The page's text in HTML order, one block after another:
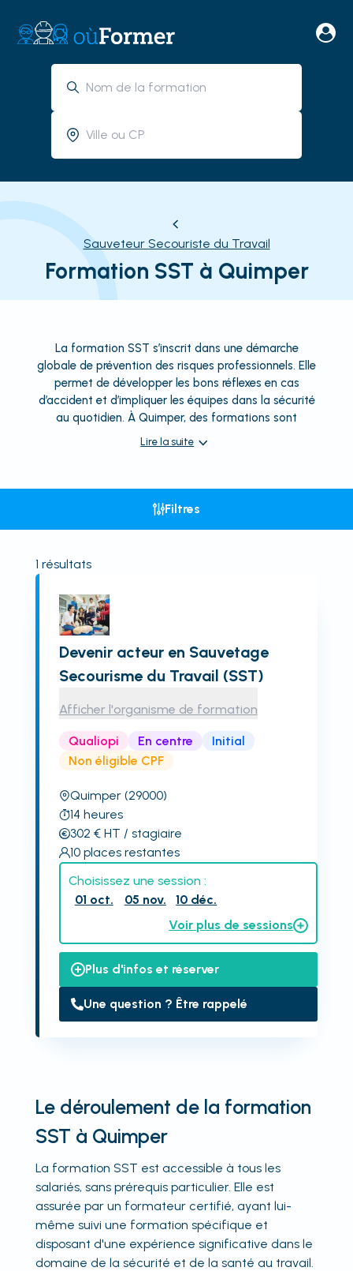
Sauveteur Secouriste du Travail
Formation SST à Quimper
La formation SST s’inscrit dans une démarche
globale de prévention des risques professionnels. Elle
permet de développer les bons réflexes en cas
d’accident et d’impliquer les équipes dans la sécurité
au quotidien. À Quimper, des formations sont
Lire la suite
Filtres
1 résultats
Devenir acteur en Sauvetage
Secourisme du Travail (SST)
Afficher l'organisme de formation
Qualiopi En centre
Initial
Non éligible CPF
Quimper (29000)
14 heures
302 € HT / stagiaire
10 places restantes
Choisissez une session :
01 oct.
05 nov.
10 déc.
Voir plus de sessions
Plus d'infos et réserver
Une question ? Être rappelé
Le déroulement de la formation
SST à Quimper
La formation SST est accessible à tous les
salariés, sans prérequis particulier. Elle est
assurée par un formateur certifié, ayant lui-
même suivi une formation spécifique et
disposant d'une expérience significative dans le
domaine de la sécurité et de la santé au travail.